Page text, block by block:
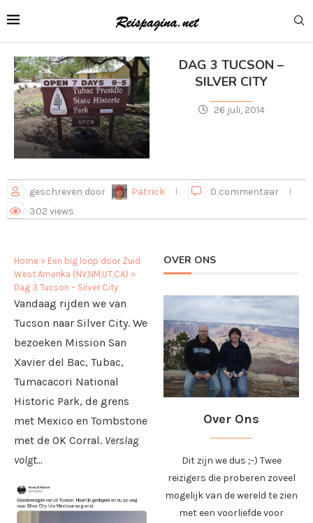
DAG 3 TUCSON –
SILVER CITY
26 juli, 2014
geschreven door Patrick
0 commentaar
302 views
Home » Een big loop door Zuid
West Amerika (NV,NM,UT,CA) »
Dag 3 Tucson – Silver City
Vandaag rijden we van
Tucson naar Silver City. We
bezoeken Mission San
Xavier del Bac, Tubac,
Tumacacori National
Historic Park, de grens
met Mexico en Tombstone
met de OK Corral. Verslag
volgt…
OVER ONS
Over Ons
Dit zijn we dus ;-) Twee
reizigers die proberen zoveel
mogelijk van de wereld te zien
met een voorliefde voor